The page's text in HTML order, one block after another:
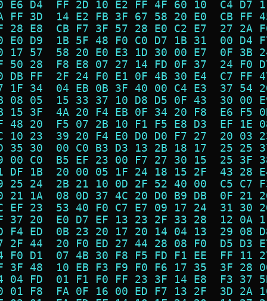
E6 D4  FF 2D 10 E2 FF 4F 60 10  C4
FF 3D  14 E2 FB 3F 67 58 20 E0  CB
28 E8  CB F7 3F 57 28 E0 C2 E7  27
E0 D9  1B 5F 48 F0 C0 D7 1B 31  00
17 57  58 20 E0 E3 1D 30 00 E7  0F
50 28  F8 E8 07 27 14 FD 0F 37  24
DB FF  2F 24 F0 E1 0F 4B 30 E4  C7
1F 34  04 EB 0B 3F 40 00 C4 E3  37
08 05  15 33 37 10 D8 D5 0F 43  30
15 3F  4A 20 F4 EB 0F 34 20 F8  E6
48 20  F5 07 2B 10 F1 F5 E8 D3  EF
10 23  39 20 F4 E0 D0 D0 F7 27  20
35 30  00 C0 B3 D3 13 2B 18 17  25
00 C0  B5 EF 23 00 F7 27 30 15  25
DF 1B  20 00 05 1F 24 18 15 2F  43
25 24  2B 21 10 0D 2F 52 40 00  C5
21 1A  08 0D 37 4C 20 D0 B9 DB  0F
EF 23  53 40 F0 C7 E7 09 17 24  31
37 20  E0 D7 EF 13 23 2F 33 28  12
F4 ED  0B 23 20 17 20 14 04 13  29
2F 44  20 F0 ED 27 44 28 08 F0  D5
F0 D1  07 4B 30 F8 F5 FD F1 EE  FF
3F 48  10 EB F3 F9 F0 F6 17 35  3F
04 FD  01 F1 F0 FF 23 3F 14 E8  F3
01 F8  FA 0F 16 00 ED F7 13 2F  3D